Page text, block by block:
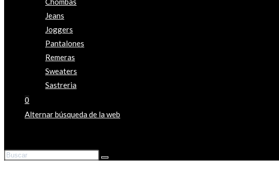
Jeans
Joggers
Pantalones
Remeras
Sweaters
Sastreria
0
Alternar búsqueda de la web